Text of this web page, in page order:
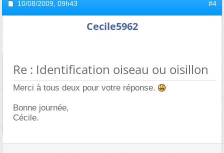
10/08/2009, 09h43 #4
Cecile5962
Re : Identification oiseau ou oisillon
Merci à tous deux pour votre réponse.
Bonne journée,
Cécile.